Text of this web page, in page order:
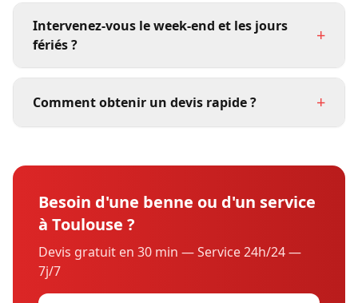
Intervenez-vous le week-end et les jours
fériés ?
+
Comment obtenir un devis rapide ? +
Besoin d'une benne ou d'un service
à Toulouse ?
Devis gratuit en 30 min — Service 24h/24 —
7j/7